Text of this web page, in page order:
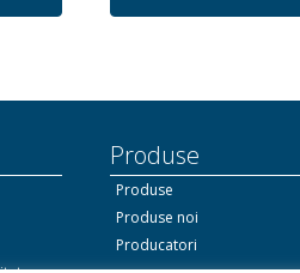
Produse
Produse
Produse noi
Producatori